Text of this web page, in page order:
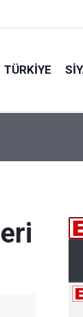
TÜRKIYE